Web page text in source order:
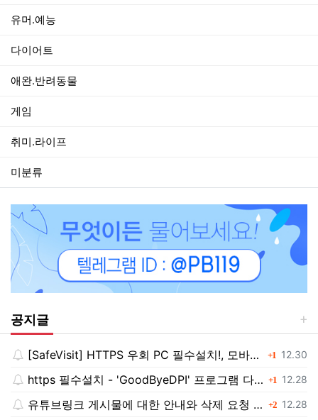
유머.예능
다이어트
애완.반려동물
게임
취미.라이프
미분류
공지글
등록일
12.30
[SafeVisit] HTTPS 우회 PC 필수설치!, 모바일 최강속도 1댓글
등록일
12.28
https 필수설치 - 'GoodByeDPI' 프로그램 다운로드<< 1댓글
등록일
12.28
유튜브링크 게시물에 대한 안내와 삭제 요청 공지 2댓글